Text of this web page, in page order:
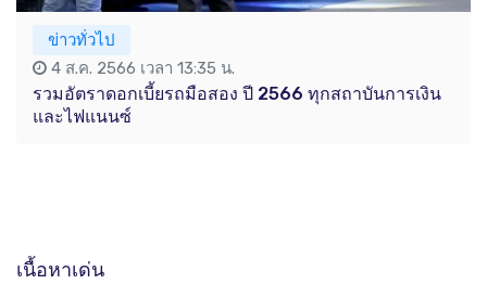
ข่าวทั่วไป
4 ส.ค. 2566 เวลา 13:35 น.
รวมอัตราดอกเบี้ยรถมือสอง ปี 2566 ทุกสถาบันการเงิน
และไฟแนนซ์
เนื้อหาเด่น